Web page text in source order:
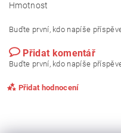
Hmotnost
Buďte první, kdo napíše
Přidat komentář
Buďte první, kdo napíše
Přidat hodnocení